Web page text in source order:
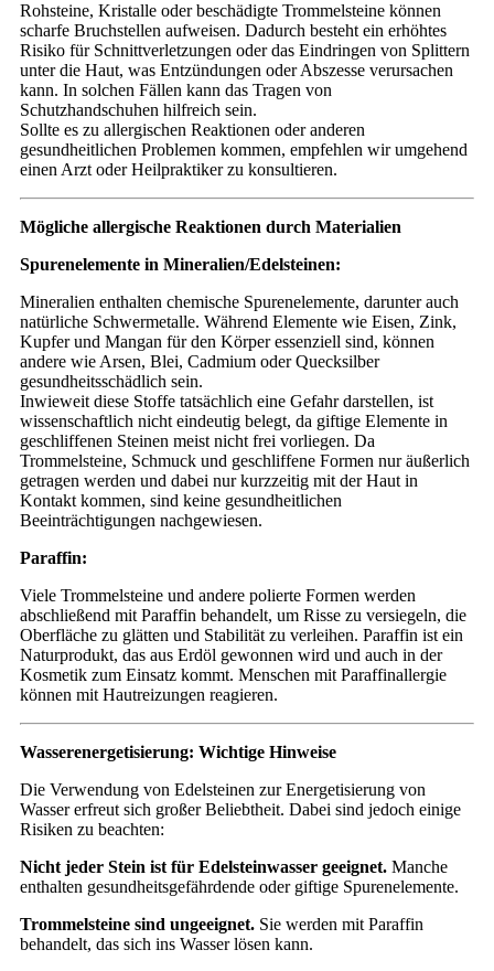
Rohsteine, Kristalle oder beschädigte Trommelsteine können
scharfe Bruchstellen aufweisen. Dadurch besteht ein erhöhtes
Risiko für Schnittverletzungen oder das Eindringen von Splittern
unter die Haut, was Entzündungen oder Abszesse verursachen
kann. In solchen Fällen kann das Tragen von
Schutzhandschuhen hilfreich sein.
Sollte es zu allergischen Reaktionen oder anderen
gesundheitlichen Problemen kommen, empfehlen wir umgehend
einen Arzt oder Heilpraktiker zu konsultieren.
Mögliche allergische Reaktionen durch Materialien
Spurenelemente in Mineralien/Edelsteinen:
Mineralien enthalten chemische Spurenelemente, darunter auch
natürliche Schwermetalle. Während Elemente wie Eisen, Zink,
Kupfer und Mangan für den Körper essenziell sind, können
andere wie Arsen, Blei, Cadmium oder Quecksilber
gesundheitsschädlich sein.
Inwieweit diese Stoffe tatsächlich eine Gefahr darstellen, ist
wissenschaftlich nicht eindeutig belegt, da giftige Elemente in
geschliffenen Steinen meist nicht frei vorliegen. Da
Trommelsteine, Schmuck und geschliffene Formen nur äußerlich
getragen werden und dabei nur kurzzeitig mit der Haut in
Kontakt kommen, sind keine gesundheitlichen
Beeinträchtigungen nachgewiesen.
Paraffin:
Viele Trommelsteine und andere polierte Formen werden
abschließend mit Paraffin behandelt, um Risse zu versiegeln, die
Oberfläche zu glätten und Stabilität zu verleihen. Paraffin ist ein
Naturprodukt, das aus Erdöl gewonnen wird und auch in der
Kosmetik zum Einsatz kommt. Menschen mit Paraffinallergie
können mit Hautreizungen reagieren.
Wasserenergetisierung: Wichtige Hinweise
Die Verwendung von Edelsteinen zur Energetisierung von
Wasser erfreut sich großer Beliebtheit. Dabei sind jedoch einige
Risiken zu beachten:
Nicht jeder Stein ist für Edelsteinwasser geeignet. Manche
enthalten gesundheitsgefährdende oder giftige Spurenelemente.
Trommelsteine sind ungeeignet. Sie werden mit Paraffin
behandelt, das sich ins Wasser lösen kann.